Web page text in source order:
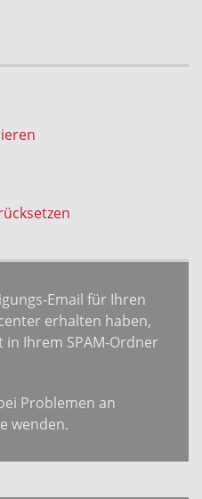
Email für Ihren
erhalten haben,
in Ihrem SPAM-Ordner
Problemen an
wenden.